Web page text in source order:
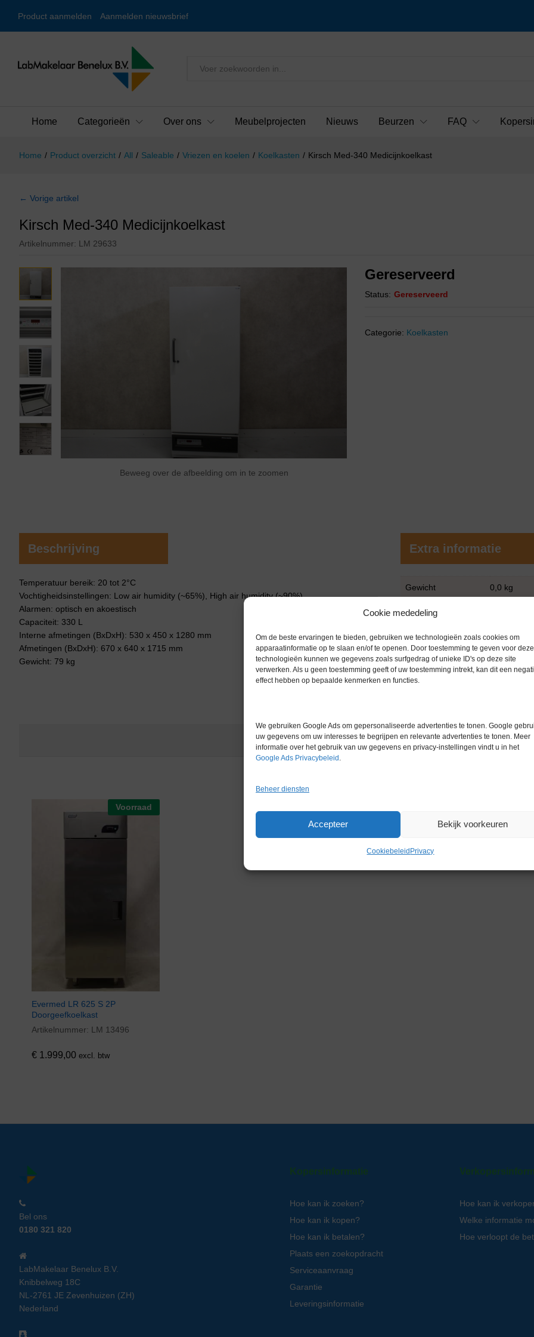
Cookie mededeling
Om de beste ervaringen te bieden, gebruiken we technologieën zoals cookies om
apparaatinformatie op te slaan en/of te openen. Door toestemming te geven voor deze
technologieën kunnen we gegevens zoals surfgedrag of unieke ID's op deze site
verwerken. Als u geen toestemming geeft of uw toestemming intrekt, kan dit een
effect hebben op bepaalde kenmerken en functies.
We gebruiken Google Ads om gepersonaliseerde advertenties te tonen. Google
uw gegevens om uw interesses te begrijpen en relevante advertenties te tonen. Meer
informatie over het gebruik van uw gegevens en privacy-instellingen vindt u in het
Google Ads Privacybeleid .
Beheer diensten
Accepteer Bekijk voorkeuren
CookiebeleidPrivacy
Product aanmelden Aanmelden nieuwsbrief
Alles
Home Categorieën Over ons Meubelprojecten Nieuws Beurzen FAQ
Home / Product overzicht / All / Saleable / Vriezen en koelen / Koelkasten / Kirsch Med-340 Medicijnkoelkast
← Vorige artikel
Kirsch Med-340 Medicijnkoelkast
Artikelnummer: LM 29633
Beweeg over de afbeelding om in te zoomen
Gereserveerd
Status: Gereserveerd
Categorie: Koelkasten
Beschrijving
Temperatuur bereik: 20 tot 2°C
Vochtigheidsinstellingen: Low air humidity (~65%), High air humidity (~90%)
Alarmen: optisch en akoestisch
Capaciteit: 330 L
Interne afmetingen (BxDxH): 530 x 450 x 1280 mm
Afmetingen (BxDxH): 670 x 640 x 1715 mm
Gewicht: 79 kg
Extra informatie
Gewicht 0,0 kg
Gerelateerde producten
Voorraad
Evermed LR 625 S 2P
Doorgeefkoelkast
Artikelnummer: LM 13496
€ 1.999,00 excl. btw
Bel ons
0180 321 820
LabMakelaar Benelux B.V.
Knibbelweg 18C
NL-2761 JE Zevenhuizen (ZH)
Nederland
Kopersinformatie
Hoe kan ik zoeken?
Hoe kan ik kopen?
Hoe kan ik betalen?
Plaats een zoekopdracht
Serviceaanvraag
Garantie
Leveringsinformatie
Hoe kan ik
Welke informatie
Hoe verloopt de